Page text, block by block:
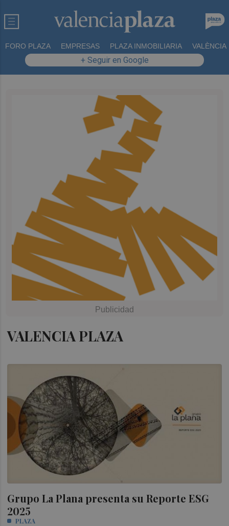
FORO PLAZA EMPRESAS PLAZA INMOBILIARIA VALÈNCIA
+ Seguir en Google
VALENCIA PLAZA
Grupo La Plana presenta su Reporte ESG
2025
PLAZA